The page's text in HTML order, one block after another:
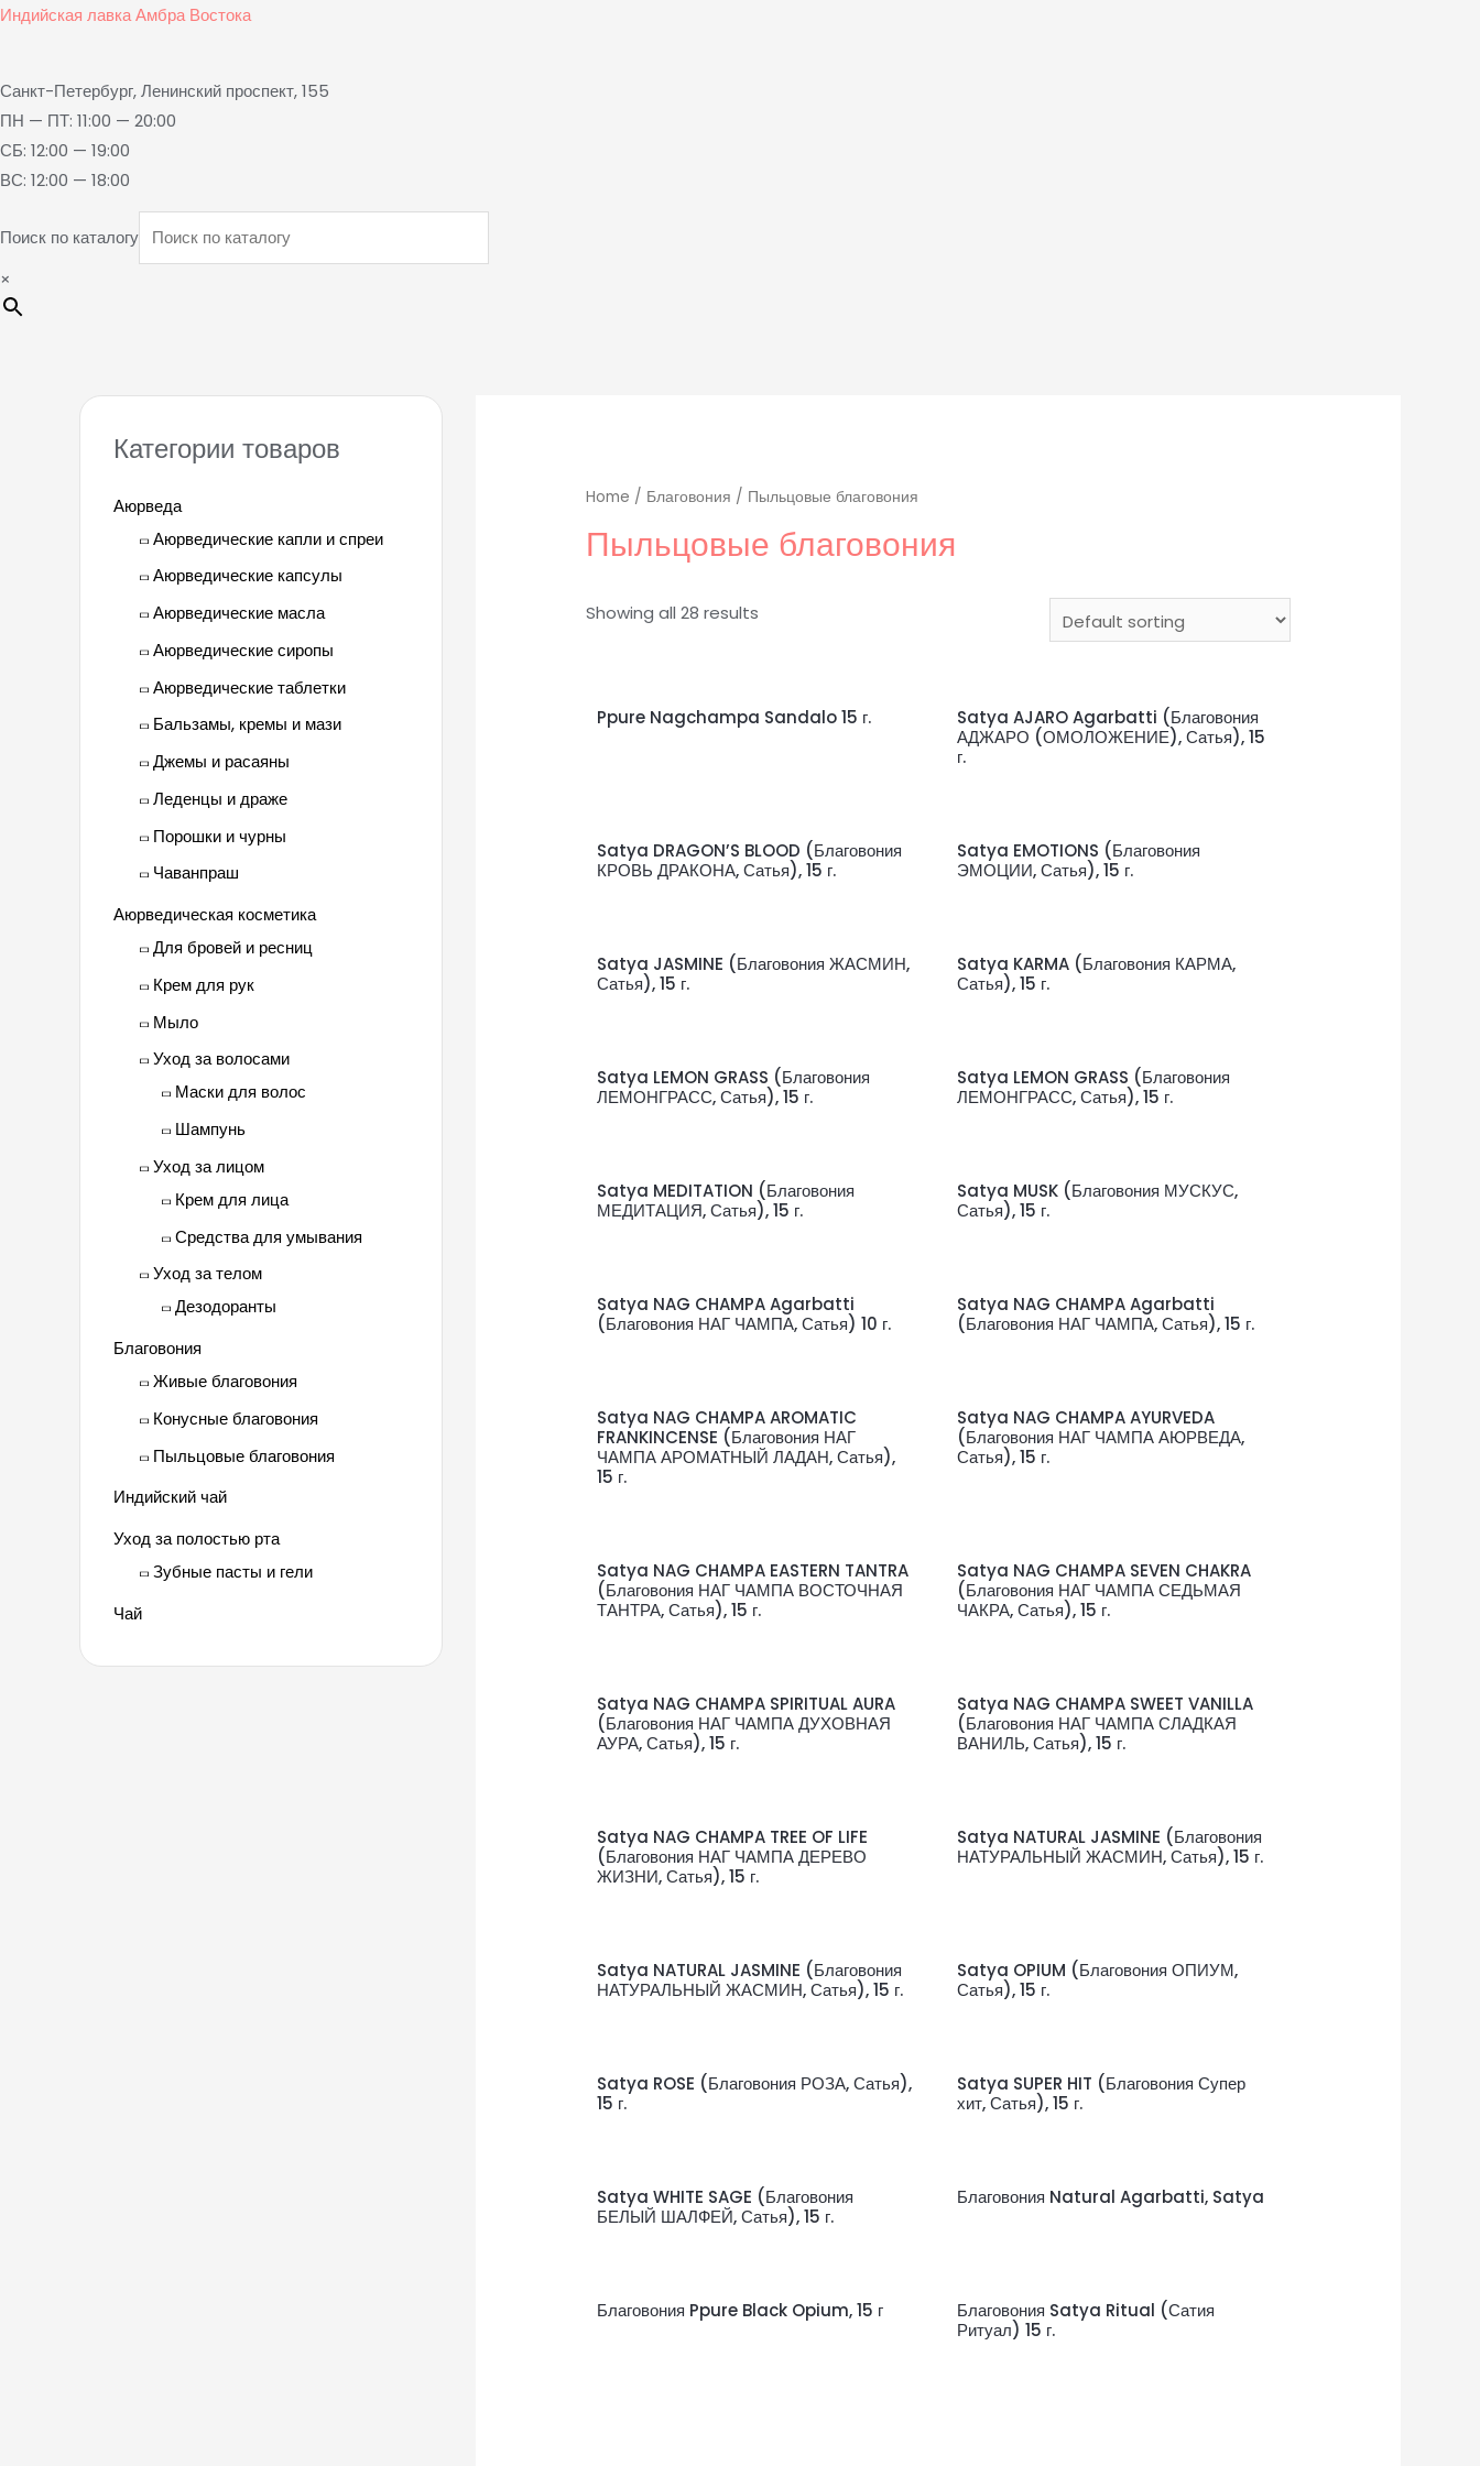
Индийская лавка Амбра Востока
Санкт-Петербург, Ленинский проспект, 155
ПН — ПТ: 11:00 — 20:00
СБ: 12:00 — 19:00
ВС: 12:00 — 18:00
Поиск по каталогу
×
Категории товаров
Аюрведа
Аюрведические капли и спреи
Аюрведические капсулы
Аюрведические масла
Аюрведические сиропы
Аюрведические таблетки
Бальзамы, кремы и мази
Джемы и расаяны
Леденцы и драже
Порошки и чурны
Чаванпраш
Аюрведическая косметика
Для бровей и ресниц
Крем для рук
Мыло
Уход за волосами
Маски для волос
Шампунь
Уход за лицом
Крем для лица
Средства для умывания
Уход за телом
Дезодоранты
Благовония
Живые благовония
Конусные благовония
Пыльцовые благовония
Индийский чай
Уход за полостью рта
Зубные пасты и гели
Чай
Home / Благовония / Пыльцовые благовония
Пыльцовые благовония
Showing all 28 results
Ppure Nagchampa Sandalo 15 г.
Satya AJARO Agarbatti (Благовония
АДЖАРО (ОМОЛОЖЕНИЕ), Сатья), 15
г.
Satya DRAGON’S BLOOD (Благовония
КРОВЬ ДРАКОНА, Сатья), 15 г.
Satya EMOTIONS (Благовония
ЭМОЦИИ, Сатья), 15 г.
Satya JASMINE (Благовония ЖАСМИН,
Сатья), 15 г.
Satya KARMA (Благовония КАРМА,
Сатья), 15 г.
Satya LEMON GRASS (Благовония
ЛЕМОНГРАСС, Сатья), 15 г.
Satya LEMON GRASS (Благовония
ЛЕМОНГРАСС, Сатья), 15 г.
Satya MEDITATION (Благовония
МЕДИТАЦИЯ, Сатья), 15 г.
Satya MUSK (Благовония МУСКУС,
Сатья), 15 г.
Satya NAG CHAMPA Agarbatti
(Благовония НАГ ЧАМПА, Сатья) 10 г.
Satya NAG CHAMPA Agarbatti
(Благовония НАГ ЧАМПА, Сатья), 15 г.
Satya NAG CHAMPA AROMATIC
FRANKINCENSE (Благовония НАГ
ЧАМПА АРОМАТНЫЙ ЛАДАН, Сатья),
15 г.
Satya NAG CHAMPA AYURVEDA
(Благовония НАГ ЧАМПА АЮРВЕДА,
Сатья), 15 г.
Satya NAG CHAMPA EASTERN TANTRA
(Благовония НАГ ЧАМПА ВОСТОЧНАЯ
ТАНТРА, Сатья), 15 г.
Satya NAG CHAMPA SEVEN CHAKRA
(Благовония НАГ ЧАМПА СЕДЬМАЯ
ЧАКРА, Сатья), 15 г.
Satya NAG CHAMPA SPIRITUAL AURA
(Благовония НАГ ЧАМПА ДУХОВНАЯ
АУРА, Сатья), 15 г.
Satya NAG CHAMPA SWEET VANILLA
(Благовония НАГ ЧАМПА СЛАДКАЯ
ВАНИЛЬ, Сатья), 15 г.
Satya NAG CHAMPA TREE OF LIFE
(Благовония НАГ ЧАМПА ДЕРЕВО
ЖИЗНИ, Сатья), 15 г.
Satya NATURAL JASMINE (Благовония
НАТУРАЛЬНЫЙ ЖАСМИН, Сатья), 15 г.
Satya NATURAL JASMINE (Благовония
НАТУРАЛЬНЫЙ ЖАСМИН, Сатья), 15 г.
Satya OPIUM (Благовония ОПИУМ,
Сатья), 15 г.
Satya ROSE (Благовония РОЗА, Сатья),
15 г.
Satya SUPER HIT (Благовония Супер
хит, Сатья), 15 г.
Satya WHITE SAGE (Благовония
БЕЛЫЙ ШАЛФЕЙ, Сатья), 15 г.
Благовония Natural Agarbatti, Satya
Благовония Ppure Black Opium, 15 г
Благовония Satya Ritual (Сатия
Ритуал) 15 г.